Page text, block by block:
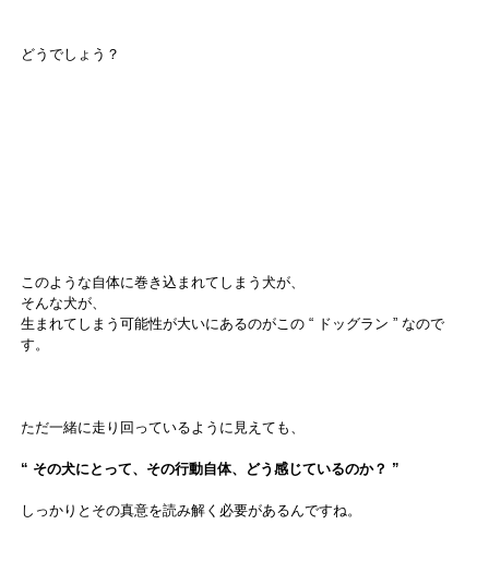
どうでしょう？
このような自体に巻き込まれてしまう犬が、
そんな犬が、
生まれてしまう可能性が大いにあるのがこの “ ドッグラン ” なので
す。
ただ一緒に走り回っているように見えても、
“ その犬にとって、その行動自体、どう感じているのか？ ”
しっかりとその真意を読み解く必要があるんですね。